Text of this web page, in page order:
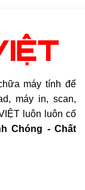
máy tính để
máy in, scan,
luôn luôn cố
Chóng - Chất